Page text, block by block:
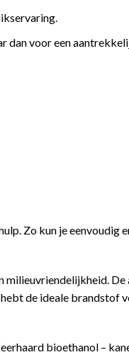
dan voor een
Zo kun je eenvoudig
de ideale brandstof
bioethanol –